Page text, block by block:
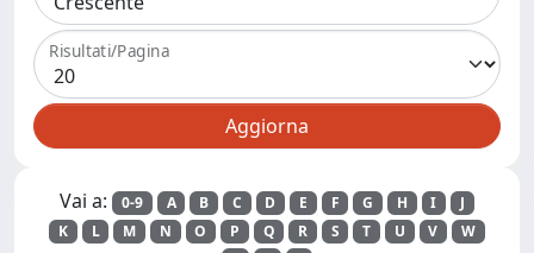
Risultati/Pagina
Vai a: 0-9 A B C D E F G H I
J
K
L M N O P Q R S T U V
W